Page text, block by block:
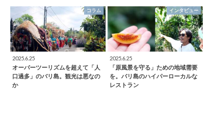
コラム
2025.6.25
オーバーツーリズムを超えて「人
口過多」のバリ島。観光は悪なの
か
インタビュー
2025.6.25
「原風景を守る」ための地域需要
を。バリ島のハイパーローカルな
レストラン